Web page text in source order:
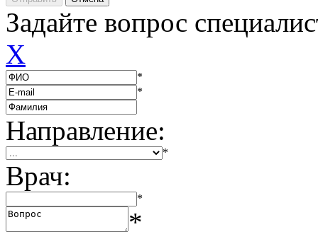
Задайте вопрос
X
*
*
Направление:
*
Врач:
*
*